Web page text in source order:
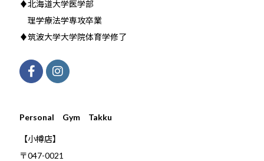
♦北海道大学医学部
理学療法学専攻卒業
♦筑波大学大学院体育学修了
Personal Gym Takku
【小樽店】
〒047-0021